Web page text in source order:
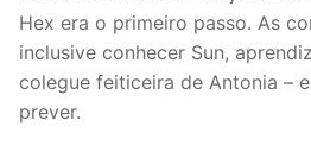
Hex era o primeiro passo. As
inclusive conhecer Sun,
colegue feiticeira de Antonia –
prever.